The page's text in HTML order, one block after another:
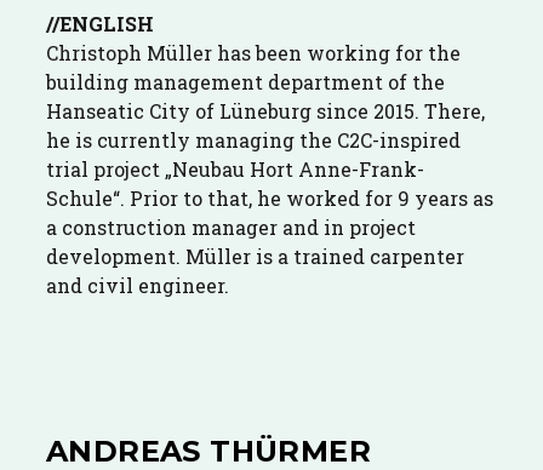
//ENGLISH
Christoph Müller has been working for the
building management department of the
Hanseatic City of Lüneburg since 2015. There,
he is currently managing the C2C-inspired
trial project „Neubau Hort Anne-Frank-
Schule“. Prior to that, he worked for 9 years as
a construction manager and in project
development. Müller is a trained carpenter
and civil engineer.
ANDREAS THÜRMER